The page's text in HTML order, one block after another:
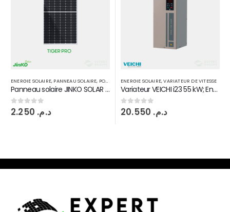
ENERGIE SOLAIRE, PANNEAU SOLAIRE, POMPAGE SOLAIRE
Panneau solaire JINKO SOLAR MAROC 545 W Monoperc half Tiger pro
0sur 5 د.م.
ENERGIE SOLAIRE,VARIATEUR DE VITESSE
Variateur VEICHI i23 55 kW; Entrée DC MPPT sortie 3PH380V
0sur 5 د.م.